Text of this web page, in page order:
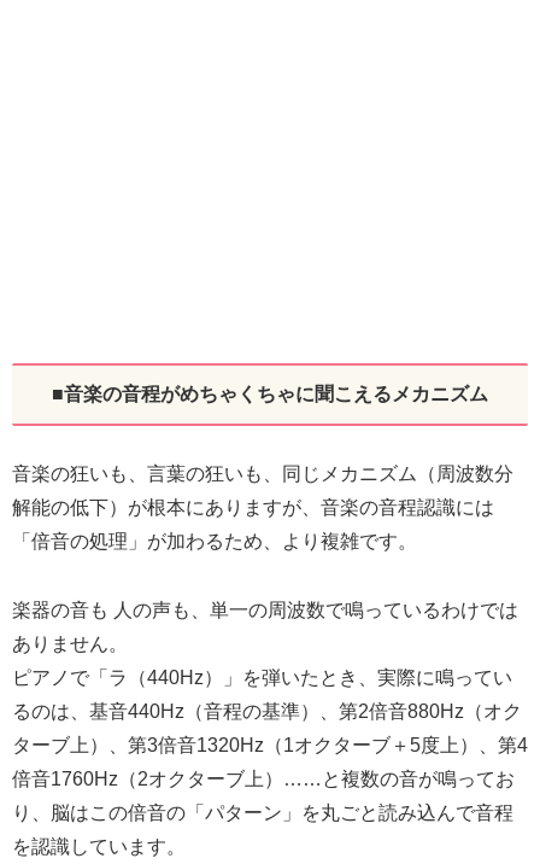
■音楽の音程がめちゃくちゃに聞こえるメカニズム
音楽の狂いも、言葉の狂いも、同じメカニズム（周波数分
解能の低下）が根本にありますが、音楽の音程認識には
「倍音の処理」が加わるため、より複雑です。
楽器の音も 人の声も、単一の周波数で鳴っているわけでは
ありません。
ピアノで「ラ（440Hz）」を弾いたとき、実際に鳴ってい
るのは、基音440Hz（音程の基準）、第2倍音880Hz（オク
ターブ上）、第3倍音1320Hz（1オクターブ＋5度上）、第4
倍音1760Hz（2オクターブ上）……と複数の音が鳴ってお
り、脳はこの倍音の「パターン」を丸ごと読み込んで音程
を認識しています。